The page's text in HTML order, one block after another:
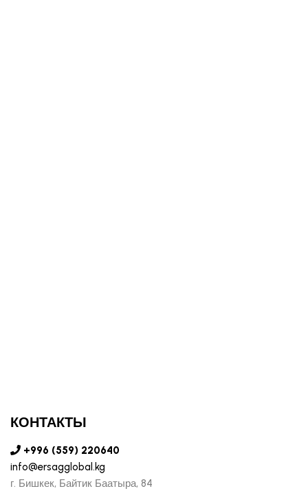
КОНТАКТЫ
+996 (559) 220640
info@ersagglobal.kg
г. ​Бишкек, Байтик Баатыра, 84